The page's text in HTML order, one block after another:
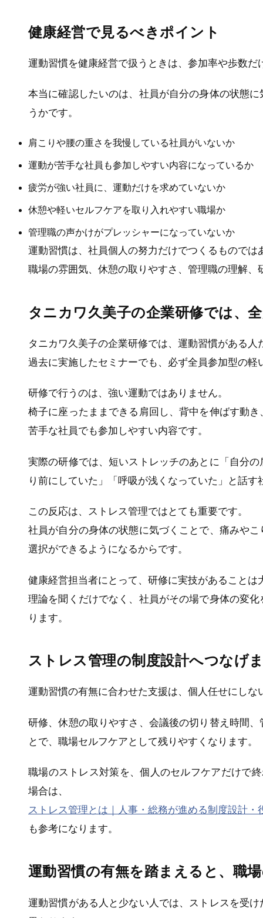
健康経営で見るべきポイント
運動習慣を健康経営で扱うときは、参加率や歩数
本当に確認したいのは、社員が自分の身体の状態
うかです。
肩こりや腰の重さを我慢している社員がいないか
運動が苦手な社員も参加しやすい内容になっているか
疲労が強い社員に、運動だけを求めていないか
休憩や軽いセルフケアを取り入れやすい職場か
管理職の声かけがプレッシャーになっていないか
運動習慣は、社員個人の努力だけでつくるものでは
職場の雰囲気、休憩の取りやすさ、管理職の理解、
タニカワ久美子の企業研修では、
タニカワ久美子の企業研修では、運動習慣がある人
過去に実施したセミナーでも、必ず全員参加型の軽
研修で行うのは、強い運動ではありません。
椅子に座ったままできる肩回し、背中を伸ばす動
苦手な社員でも参加しやすい内容です。
実際の研修では、短いストレッチのあとに「自分
り前にしていた」「呼吸が浅くなっていた」と話す
この反応は、ストレス管理ではとても重要です。
社員が自分の身体の状態に気づくことで、痛みや
選択ができるようになるからです。
健康経営担当者にとって、研修に実技があることは
理論を聞くだけでなく、社員がその場で身体の変
ります。
ストレス管理の制度設計へつなげ
運動習慣の有無に合わせた支援は、個人任せにしな
研修、休憩の取りやすさ、会議後の切り替え時間
とで、職場セルフケアとして残りやすくなります。
職場のストレス対策を、個人のセルフケアだけで
場合は、
ストレス管理とは｜人事・総務が進める制度設計・
も参考になります。
運動習慣の有無を踏まえると、職
運動習慣がある人と少ない人では、ストレスを受